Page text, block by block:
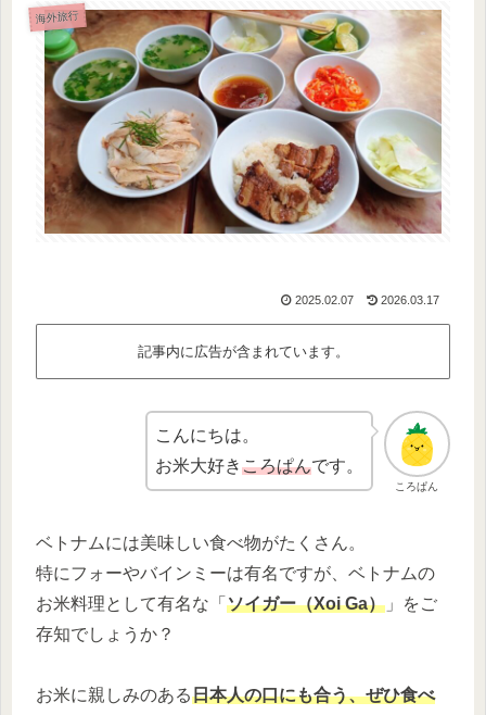
海外旅行
2025.02.07 2026.03.17
記事内に広告が含まれています。
ころぱん
こんにちは。
お米大好きころぱんです。
ベトナムには美味しい食べ物がたくさん。
特にフォーやバインミーは有名ですが、ベトナムの
お米料理として有名な「 ソイガー（Xoi Ga） 」をご
存知でしょうか？
お米に親しみのある日本人の口にも合う、ぜひ食べ